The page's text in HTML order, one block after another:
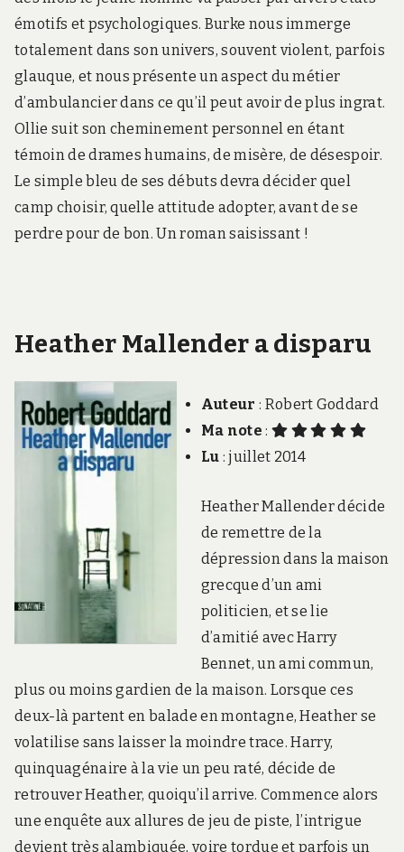
émotifs et psychologiques. Burke nous immerge
totalement dans son univers, souvent violent, parfois
glauque, et nous présente un aspect du métier
d’ambulancier dans ce qu’il peut avoir de plus ingrat.
Ollie suit son cheminement personnel en étant
témoin de drames humains, de misère, de désespoir.
Le simple bleu de ses débuts devra décider quel
camp choisir, quelle attitude adopter, avant de se
perdre pour de bon. Un roman saisissant !
Heather Mallender a disparu
Auteur : Robert Goddard
Ma note :
Lu : juillet 2014
Heather Mallender décide
de remettre de la
dépression dans la maison
grecque d’un ami
politicien, et se lie
d’amitié avec Harry
Bennet, un ami commun,
plus ou moins gardien de la maison. Lorsque ces
deux-là partent en balade en montagne, Heather se
volatilise sans laisser la moindre trace. Harry,
quinquagénaire à la vie un peu raté, décide de
retrouver Heather, quoiqu’il arrive. Commence alors
une enquête aux allures de jeu de piste, l’intrigue
devient très alambiquée, voire tordue et parfois un